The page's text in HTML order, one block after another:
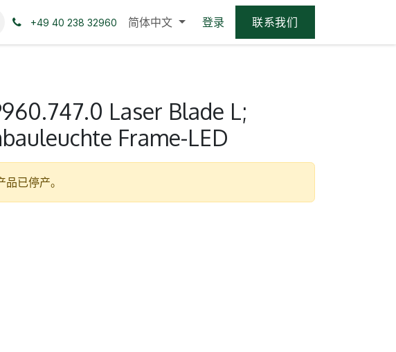
+49 40 238 32960 简体中文 登录 联系我们
Laser Blade L;
Frame-LED
品已停产。